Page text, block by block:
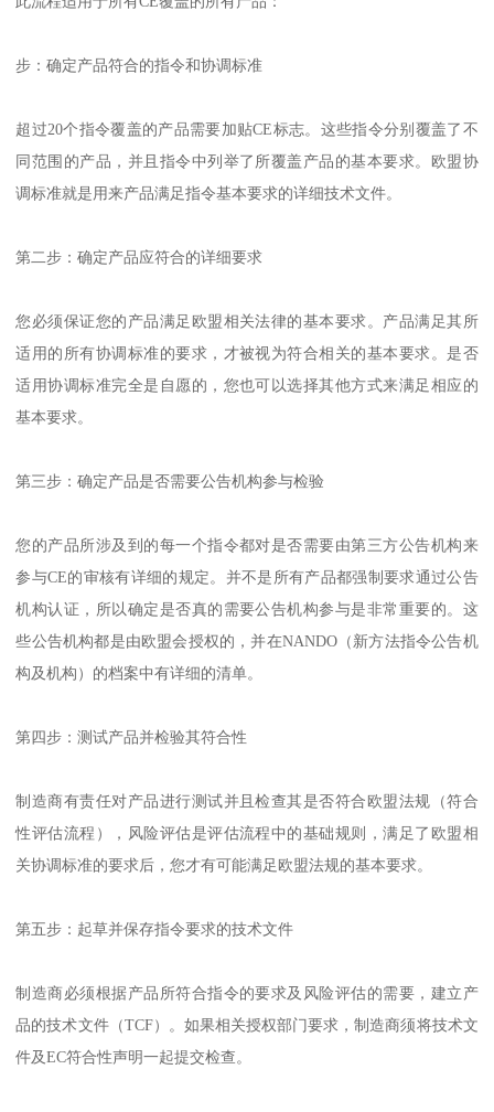
步：确定产品符合的指令和协调标准
超过20个指令覆盖的产品需要加贴CE标志。这些指令分别覆盖了不
同范围的产品，并且指令中列举了所覆盖产品的基本要求。欧盟协
调标准就是用来产品满足指令基本要求的详细技术文件。
第二步：确定产品应符合的详细要求
您必须保证您的产品满足欧盟相关法律的基本要求。产品满足其所
适用的所有协调标准的要求，才被视为符合相关的基本要求。是否
适用协调标准完全是自愿的，您也可以选择其他方式来满足相应的
基本要求。
第三步：确定产品是否需要公告机构参与检验
您的产品所涉及到的每一个指令都对是否需要由第三方公告机构来
参与CE的审核有详细的规定。并不是所有产品都强制要求通过公告
机构认证，所以确定是否真的需要公告机构参与是非常重要的。这
些公告机构都是由欧盟会授权的，并在NANDO（新方法指令公告机
构及机构）的档案中有详细的清单。
第四步：测试产品并检验其符合性
制造商有责任对产品进行测试并且检查其是否符合欧盟法规（符合
性评估流程），风险评估是评估流程中的基础规则，满足了欧盟相
关协调标准的要求后，您才有可能满足欧盟法规的基本要求。
第五步：起草并保存指令要求的技术文件
制造商必须根据产品所符合指令的要求及风险评估的需要，建立产
品的技术文件（TCF）。如果相关授权部门要求，制造商须将技术文
件及EC符合性声明一起提交检查。